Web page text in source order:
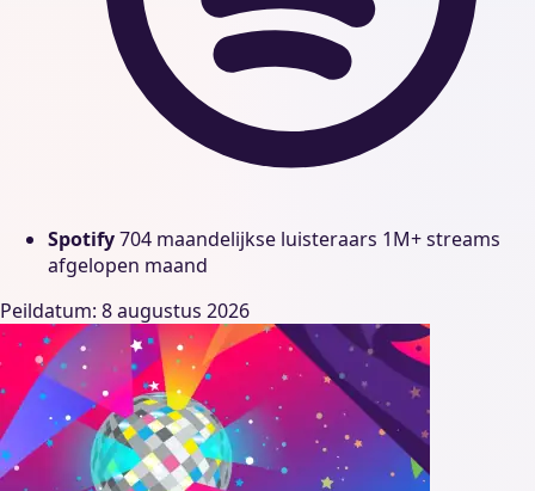
Spotify704 maandelijkse luisteraars 1M+ streams
afgelopen maand
Peildatum: 8 augustus 2026